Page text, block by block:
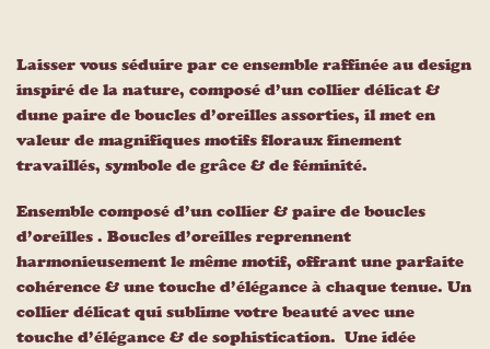
Laisser vous séduire par ce ensemble raffinée au design
inspiré de la nature, composé d’un collier délicat &
dune paire de boucles d’oreilles assorties, il met en
valeur de magnifiques motifs floraux finement
travaillés, symbole de grâce & de féminité.
Ensemble composé d’un collier & paire de boucles
d’oreilles . Boucles d’oreilles reprennent
harmonieusement le même motif, offrant une parfaite
cohérence & une touche d’élégance à chaque tenue. Un
collier délicat qui sublime votre beauté avec une
touche d’élégance & de sophistication. Une idée